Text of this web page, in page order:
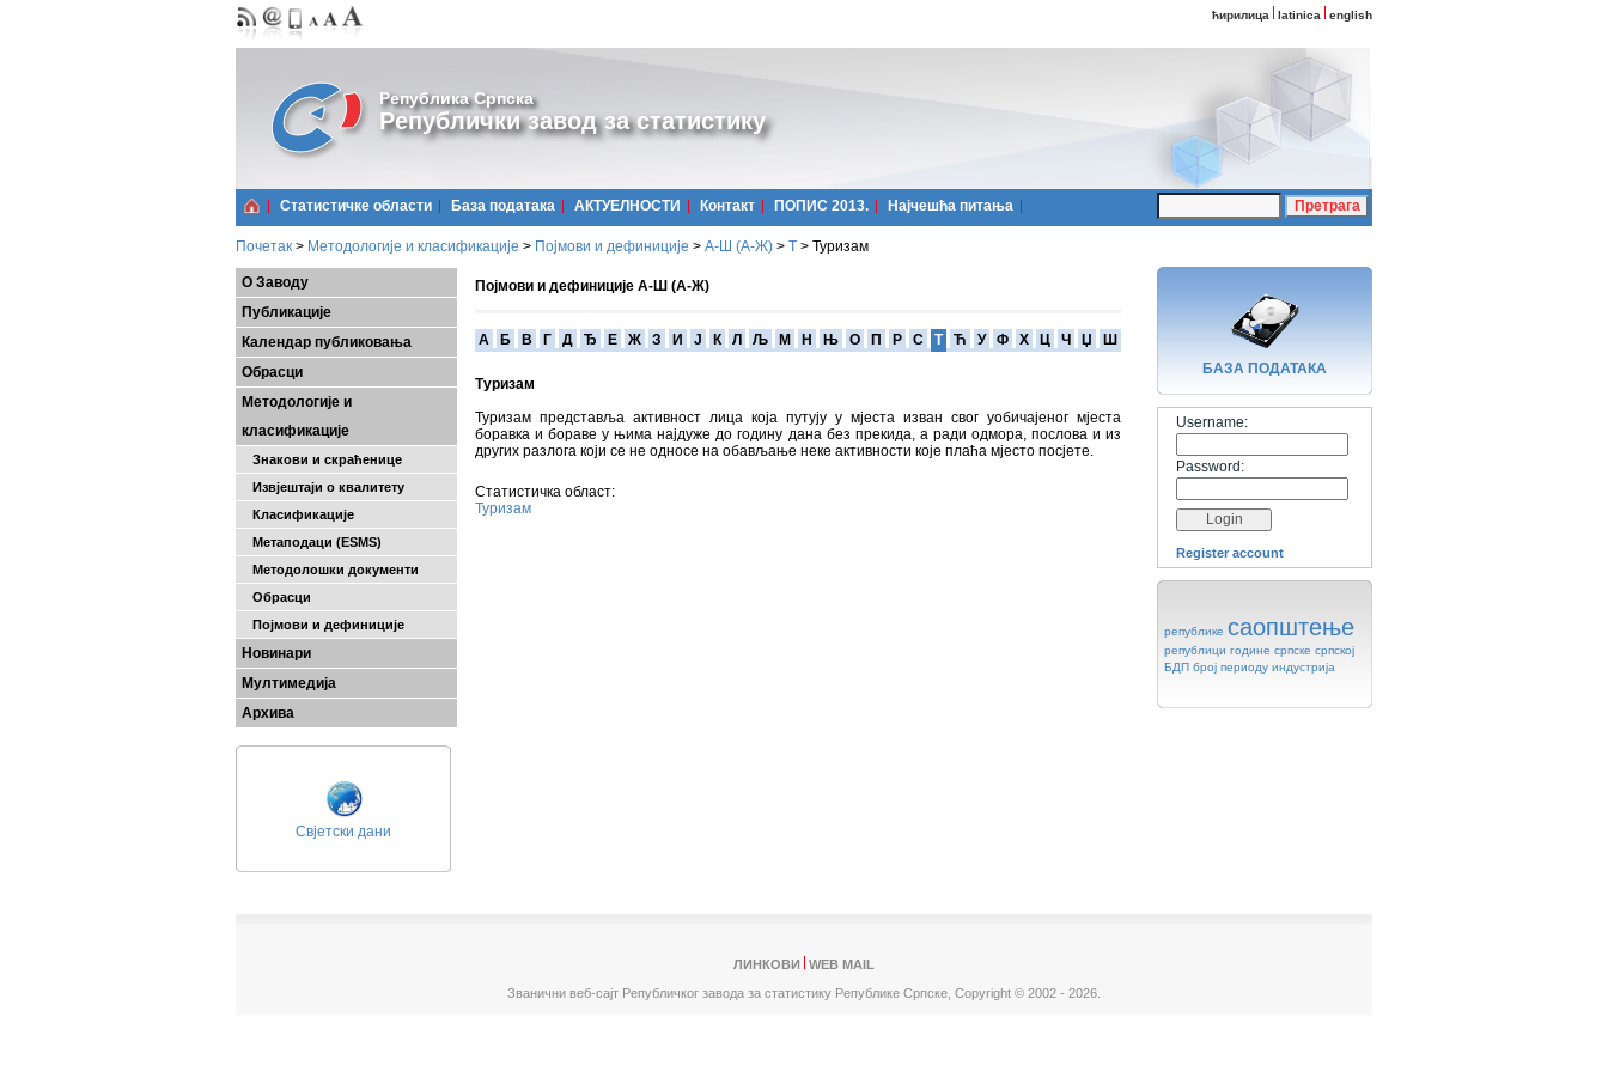
ћирилица latinica english
Република Српска
Републички завод за статистику
Статистичке области Базa података АКТУЕЛНОСТИ Контакт ПОПИС 2013. Најчешћa питања
Почетак > Методологије и класификације > Појмови и дефиниције > А-Ш (A-Ж) > Т > Туризам
О Заводу
Публикације
Календар публиковања
Обрасци
Методологије и
класификације
Знакови и скраћенице
Извјештаји о квалитету
Класификације
Метаподаци (ESMS)
Методолошки документи
Обрасци
Појмови и дефиниције
Новинари
Мултимедија
Архива
Свјетски дани
Појмови и дефиниције А-Ш (А-Ж)
A Б В Г Д Ђ Е Ж З И Ј К Л Љ М Н Њ О П Р С Т Ћ У Ф Х Ц Ч Џ Ш
Туризам
Туризам представља активност лица која путују у мјеста изван свог уобичајеног мјеста
боравка и бораве у њима најдуже до годину дана без прекида, а ради одмора, послова и из
других разлога који се не односе на обављање неке активности које плаћа мјесто посјете.
Статистичка област:
Туризам
БАЗA ПОДАТАКА
Username:
Password:
Register account
републике саопштење
републици године српске српској
БДП број периоду индустрија
ЛИНКОВИ
WEB MAIL
Званични веб-сајт Републичког завода за статистику Републике Српске, Copyright © 2002 - 2026.